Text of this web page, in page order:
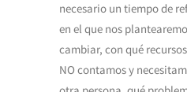
necesario un tiempo de
en el que nos
cambiar, con qué
NO contamos y